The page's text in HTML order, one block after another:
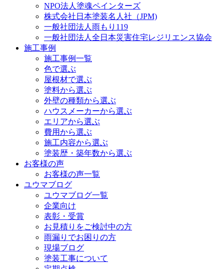
NPO法人塗魂ペインターズ
株式会社日本塗装名人社（JPM)
一般社団法人雨もり119
一般社団法人全日本災害住宅レジリエンス協会
施工事例
施工事例一覧
色で選ぶ
屋根材で選ぶ
塗料から選ぶ
外壁の種類から選ぶ
ハウスメーカーから選ぶ
エリアから選ぶ
費用から選ぶ
施工内容から選ぶ
塗装歴・築年数から選ぶ
お客様の声
お客様の声一覧
ユウマブログ
ユウマブログ一覧
企業向け
表彰・受賞
お見積りをご検討中の方
雨漏りでお困りの方
現場ブログ
塗装工事について